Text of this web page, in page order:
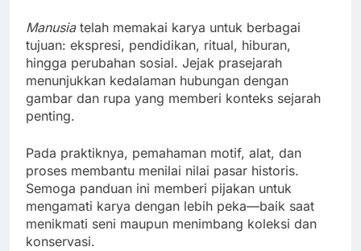
Manusiatelah memakai karya untuk berbagai
tujuan: ekspresi, pendidikan, ritual, hiburan,
hingga perubahan sosial. Jejak prasejarah
menunjukkan kedalaman hubungan dengan
gambar dan rupa yang memberi konteks sejarah
penting.
Pada praktiknya, pemahaman motif, alat, dan
proses membantu menilai nilai pasar historis.
Semoga panduan ini memberi pijakan untuk
mengamati karya dengan lebih peka—baik saat
menikmati seni maupun menimbang koleksi dan
konservasi.